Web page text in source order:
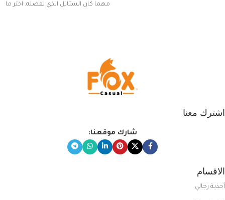
مهما كان الستايل الذي تفضله. اختر ما
اشترك معنا
شارك موقعنا:
الاقسام
أحذية رجالي